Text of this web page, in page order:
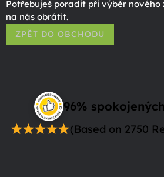
Potřebuješ poradit při výběr nového
na nás obrátit.
ZPĚT DO OBCHODU
96%
(Based on 2750